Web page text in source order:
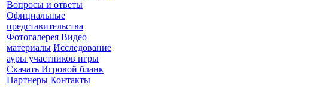
Вопросы и ответы
Официальные
представительства
Фотогалерея Видео
материалы Исследование
ауры участников игры
Скачать Игровой бланк
Партнеры Контакты